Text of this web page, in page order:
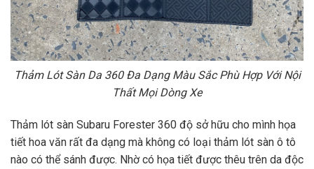
Thảm Lót Sàn Da 360 Đa Dạng Màu Sắc Phù Hợp Với Nội
Thất Mọi Dòng Xe
Thảm lót sàn Subaru Forester 360 độ sở hữu cho mình họa
tiết hoa văn rất đa dạng mà không có loại thảm lót sàn ô tô
nào có thể sánh được. Nhờ có họa tiết được thêu trên da độc